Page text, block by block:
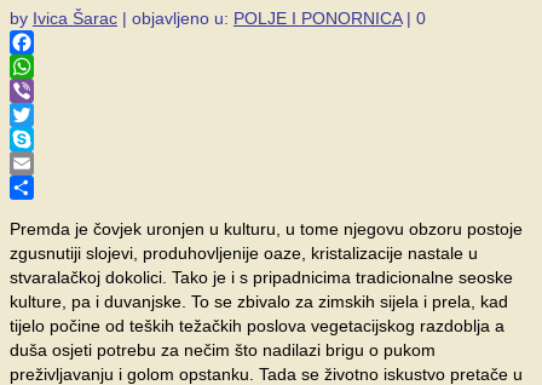
by Ivica Šarac | objavljeno u: POLJE I PONORNICA | 0
Facebook
WhatsApp
Viber
Twitter
Skype
Email
Premda je čovjek uronjen u kulturu, u tome njegovu obzoru postoje
zgusnutiji slojevi, produhovljenije oaze, kristalizacije nastale u
stvaralačkoj dokolici. Tako je i s pripadnicima tradicionalne seoske
kulture, pa i duvanjske. To se zbivalo za zimskih sijela i prela, kad
tijelo počine od teških težačkih poslova vegetacijskog razdoblja a
duša osjeti potrebu za nečim što nadilazi brigu o pukom
preživljavanju i golom opstanku. Tada se životno iskustvo pretače u